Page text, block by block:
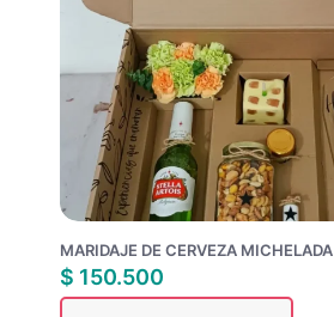
MARIDAJE DE CERVEZA MICHELADA
$ 150.500